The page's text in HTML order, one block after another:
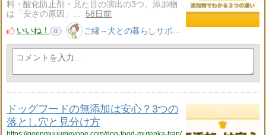
料・酸化防止剤・見た目の演出の3つ。添加物
は「安さの原因」…
58日前
いいね！
0 ご縁～犬との暮らしサポート～
ドッグフードの無添加は安心？3つの
落とし穴と見分け方